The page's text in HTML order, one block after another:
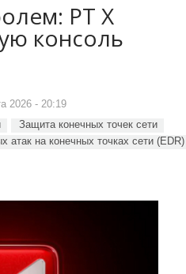
PT X
консоль
2026 - 20:19
Защита конечных точек сети
атак на конечных точках сети (EDR)